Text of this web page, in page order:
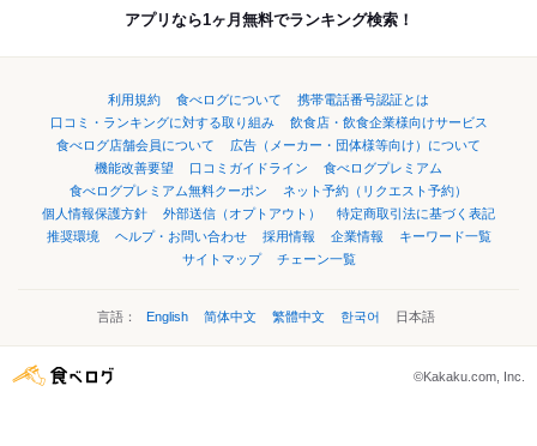
アプリなら1ヶ月無料でランキング検索！
利用規約 食べログについて
携帯電話番号認証とは
口コミ・ランキングに対する取り組み
飲食店・飲食企業様向けサービス
食べログ店舗会員について
広告（メーカー・団体様等向け）について
機能改善要望
口コミガイドライン
食べログプレミアム
食べログプレミアム無料クーポン
ネット予約（リクエスト予約）
個人情報保護方針
外部送信（オプトアウト）
特定商取引法に基づく表記
推奨環境
ヘルプ・お問い合わせ 採用情報 企業情報
キーワード一覧
サイトマップ
チェーン一覧
言語： English 简体中文 繁體中文 한국어 日本語
©Kakaku.com, Inc.